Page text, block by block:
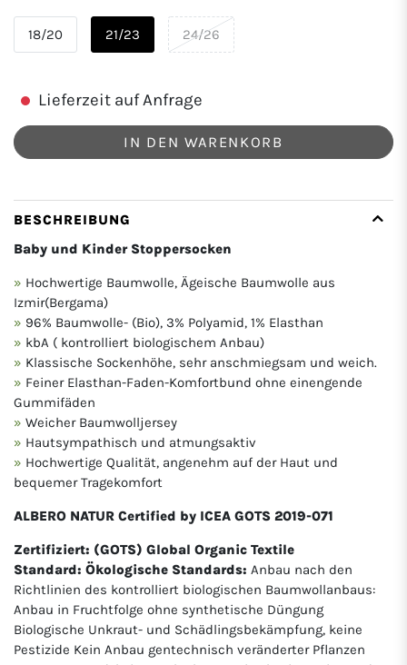
18/20 21/23 24/26
Lieferzeit auf Anfrage
IN DEN WARENKORB
BESCHREIBUNG
Baby und Kinder Stoppersocken
Hochwertige Baumwolle, Ägeische Baumwolle aus
Izmir(Bergama)
96% Baumwolle- (Bio), 3% Polyamid, 1% Elasthan
kbA ( kontrolliert biologischem Anbau)
Klassische Sockenhöhe, sehr anschmiegsam und weich.
Feiner Elasthan-Faden-Komfortbund ohne einengende
Gummifäden
Weicher Baumwolljersey
Hautsympathisch und atmungsaktiv
Hochwertige Qualität, angenehm auf der Haut und
bequemer Tragekomfort
ALBERO NATUR Certified by ICEA GOTS 2019-071
Zertifiziert: (GOTS) Global Organic Textile
Standard: Ökologische Standards: Anbau nach den
Richtlinien des kontrolliert biologischen Baumwollanbaus:
Anbau in Fruchtfolge ohne synthetische Düngung
Biologische Unkraut- und Schädlingsbekämpfung, keine
Pestizide Kein Anbau gentechnisch veränderter Pflanzen